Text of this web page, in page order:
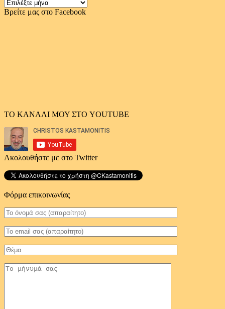
Χρονολογικό
αρχείο
Βρείτε μας στο Facebook
ΤΟ ΚΑΝΑΛΙ ΜΟΥ ΣΤΟ YOUTUBE
Ακολουθήστε με στο Twitter
Φόρμα επικοινωνίας